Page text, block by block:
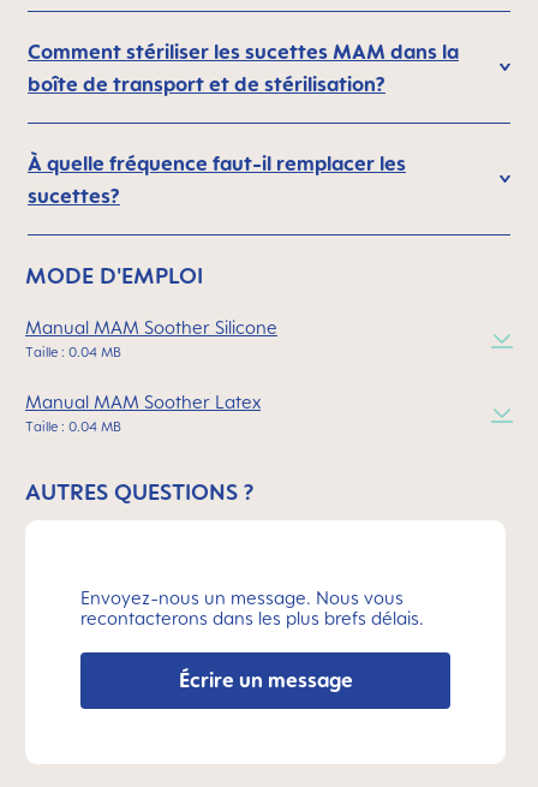
Comment stériliser les sucettes MAM dans la
boîte de transport et de stérilisation?
À quelle fréquence faut-il remplacer les
sucettes?
MODE D'EMPLOI
Manual MAM Soother Silicone
Taille : 0.04 MB
Manual MAM Soother Latex
Taille : 0.04 MB
AUTRES QUESTIONS ?
Envoyez-nous un message. Nous vous
recontacterons dans les plus brefs délais.
Écrire un message